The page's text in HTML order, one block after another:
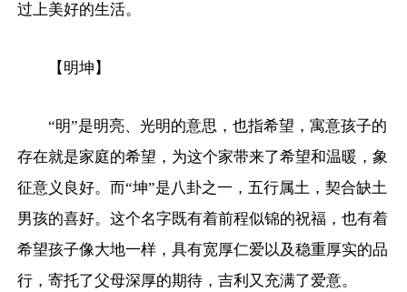
过上美好的生活。
【明坤】
“明”是明亮、光明的意思，也指希望，寓意孩子的
存在就是家庭的希望，为这个家带来了希望和温暖，象
征意义良好。而“坤”是八卦之一，五行属土，契合缺土
男孩的喜好。这个名字既有着前程似锦的祝福，也有着
希望孩子像大地一样，具有宽厚仁爱以及稳重厚实的品
行，寄托了父母深厚的期待，吉利又充满了爱意。